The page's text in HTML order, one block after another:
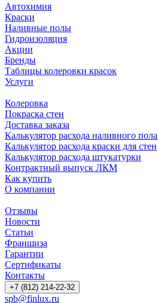
Автохимия
Краски
Наливные полы
Гидроизоляция
Акции
Бренды
Таблицы колеровки красок
Услуги
Колеровка
Покраска стен
Доставка заказа
Калькулятор расхода наливного пола
Калькулятор расхода краски для стен
Калькулятор расхода штукатурки
Контрактный выпуск ЛКМ
Как купить
О компании
Отзывы
Новости
Статьи
Франшиза
Гарантии
Сертификаты
Контакты
+7 (812) 214-22-32
spb@finlux.ru